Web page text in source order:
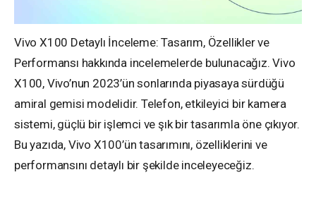
Vivo X100 Detaylı İnceleme: Tasarım, Özellikler ve
Performansı hakkında incelemelerde bulunacağız. Vivo
X100, Vivo’nun 2023’ün sonlarında piyasaya sürdüğü
amiral gemisi modelidir. Telefon, etkileyici bir kamera
sistemi, güçlü bir işlemci ve şık bir tasarımla öne çıkıyor.
Bu yazıda, Vivo X100’ün tasarımını, özelliklerini ve
performansını detaylı bir şekilde inceleyeceğiz.